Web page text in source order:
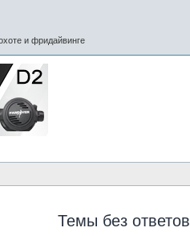
и фридайвинге
Темы без ответов